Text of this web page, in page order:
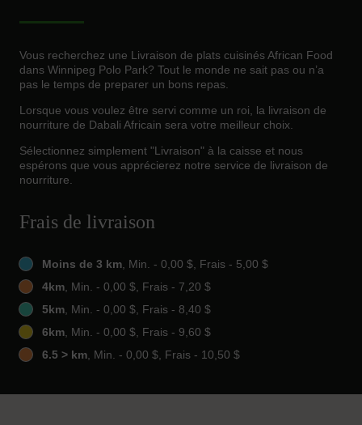
Vous recherchez une Livraison de plats cuisinés African Food
dans Winnipeg Polo Park? Tout le monde ne sait pas ou n’a
pas le temps de preparer un bons repas.
Lorsque vous voulez être servi comme un roi, la livraison de
nourriture de Dabali Africain sera votre meilleur choix.
Sélectionnez simplement "Livraison" à la caisse et nous
espérons que vous apprécierez notre service de livraison de
nourriture.
Frais de livraison
Moins de 3 km, Min. - 0,00 $, Frais - 5,00 $
4km, Min. - 0,00 $, Frais - 7,20 $
5km, Min. - 0,00 $, Frais - 8,40 $
6km, Min. - 0,00 $, Frais - 9,60 $
6.5 > km, Min. - 0,00 $, Frais - 10,50 $